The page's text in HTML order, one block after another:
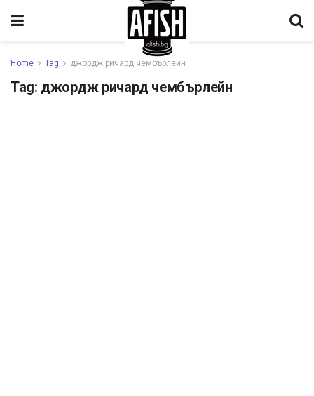
Home Tag джордж ричард чембърлейн
Tag: джордж ричард чембърлейн